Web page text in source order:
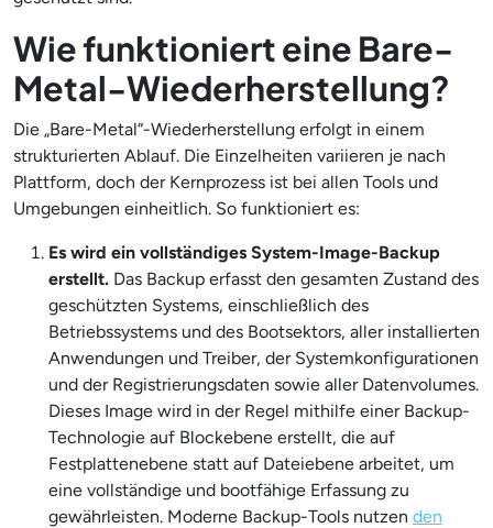
Wie funktioniert eine Bare-
Metal-Wiederherstellung?
Die „Bare-Metal“-Wiederherstellung erfolgt in einem
strukturierten Ablauf. Die Einzelheiten variieren je nach
Plattform, doch der Kernprozess ist bei allen Tools und
Umgebungen einheitlich. So funktioniert es:
Es wird ein vollständiges System-Image-Backup
erstellt. Das Backup erfasst den gesamten Zustand des
geschützten Systems, einschließlich des
Betriebssystems und des Bootsektors, aller installierten
Anwendungen und Treiber, der Systemkonfigurationen
und der Registrierungsdaten sowie aller Datenvolumes.
Dieses Image wird in der Regel mithilfe einer Backup-
Technologie auf Blockebene erstellt, die auf
Festplattenebene statt auf Dateiebene arbeitet, um
eine vollständige und bootfähige Erfassung zu
gewährleisten. Moderne Backup-Tools nutzen den